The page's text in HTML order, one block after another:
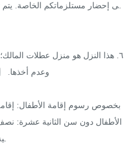
ى إحضار مستلزماتكم الخاصة. يتم
وعدم أخذها.
الأطفال دون سن الثانية عشرة: